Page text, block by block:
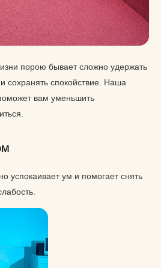
порою бывает сложно удержать
сохранять спокойствие. Наша
вам уменьшить
успокаивает ум и помогает снять